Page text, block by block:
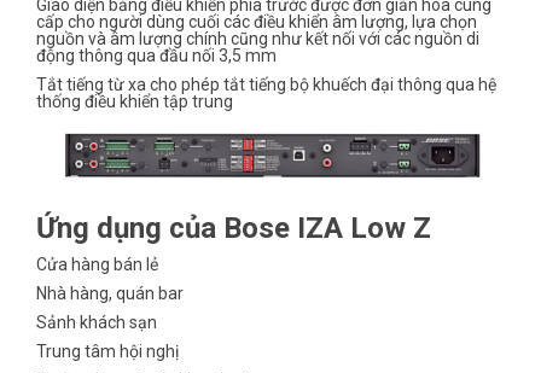
Giao diện bảng điều khiển phía trước được đơn giản hóa cung
cấp cho người dùng cuối các điều khiển âm lượng, lựa chọn
nguồn và âm lượng chính cũng như kết nối với các nguồn di
động thông qua đầu nối 3,5 mm
Tắt tiếng từ xa cho phép tắt tiếng bộ khuếch đại thông qua hệ
thống điều khiển tập trung
Ứng dụng của Bose IZA Low Z
Cửa hàng bán lẻ
Nhà hàng, quán bar
Sảnh khách sạn
Trung tâm hội nghị